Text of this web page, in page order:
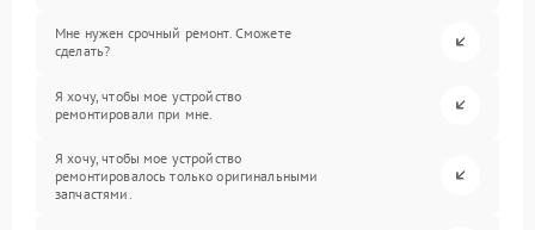
Мне нужен срочный ремонт. Сможете
сделать?
Я хочу, чтобы мое устройство
ремонтировали при мне.
Я хочу, чтобы мое устройство
ремонтировалось только оригинальными
запчастями.